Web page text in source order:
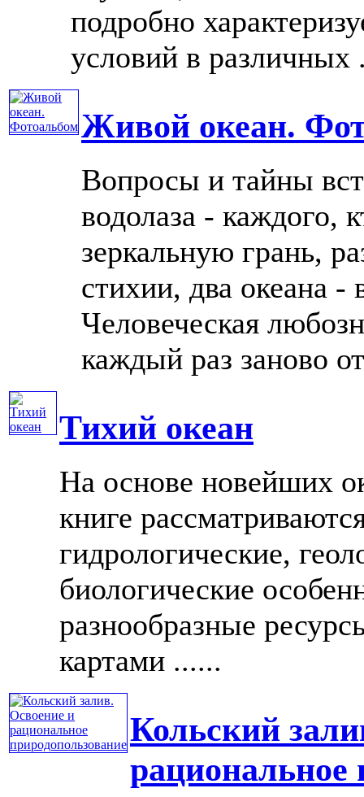
подробно
условий в различных
Живой океан.
Вопросы и тайны
водолаза - каждого,
зеркальную грань,
стихии, два океана
Человеческая
каждый раз заново
Тихий океан
На основе новейших
книге
гидрологические,
биологические
разнообразные
картами ......
Кольский
рациональное